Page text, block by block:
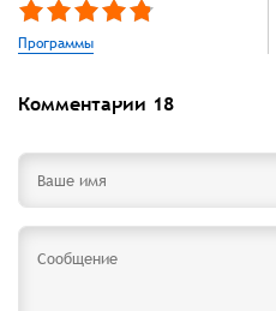
Программы
Комментарии 18